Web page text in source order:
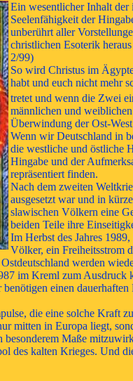
Ein wesentlicher Inhalt der
Seelenfähigkeit der
unberührt aller
christlichen Esoterik
2/99)
So wird Christus im
habt und euch nicht mehr
tretet und wenn die Zwei
männlichen und
Überwindung der Ost-
Wenn wir Deutschland in
die westliche und östliche
Hingabe und der
repräsentiert finden.
Nach dem zweiten
ausgesetzt war und in
slawischen Völkern eine
beiden Teile ihre
Im Herbst des Jahres
Völker, ein Freiheitsstrom
werden
im Kreml zum Ausdruck
einen
die eine solche Kraft
mitten in Europa liegt,
Maße
des kalten Krieges. Und